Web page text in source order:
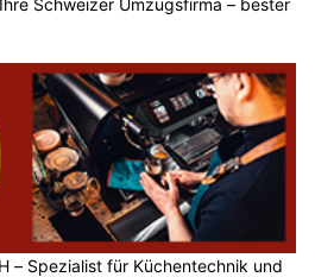
Schweizer Umzugsfirma – bester
– Spezialist für Küchentechnik und